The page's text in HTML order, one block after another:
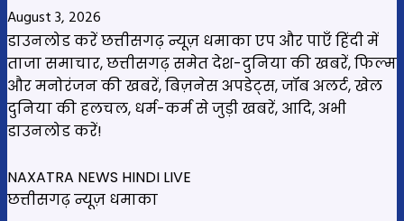
August 3, 2026
डाउनलोड करें छत्तीसगढ़ न्यूज़ धमाका एप और पाएँ हिंदी में
ताजा समाचार, छत्तीसगढ़ समेत देश-दुनिया की खबरें, फिल्म
और मनोरंजन की खबरें, बिज़नेस अपडेट्स, जॉब अलर्ट, खेल
दुनिया की हलचल, धर्म-कर्म से जुड़ी खबरें, आदि, अभी
डाउनलोड करें!
NAXATRA NEWS HINDI LIVE
छत्तीसगढ़ न्यूज़ धमाका